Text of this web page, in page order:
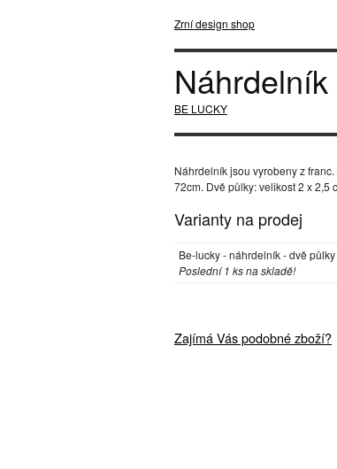
Zrní design shop
Náhrdelník
BE LUCKY
Náhrdelník jsou vyrobeny z
72cm. Dvě půlky: velikost 2 x 2,5
Varianty na prodej
Be-lucky - náhrdelník - dvě půlky
Poslední 1 ks na skladě!
Zajímá Vás podobné zboží?